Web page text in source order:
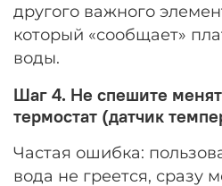
другого важного
который «сообщает»
воды.
Шаг 4. Не спешите
термостат (датчик
Частая ошибка:
вода не греется, сразу